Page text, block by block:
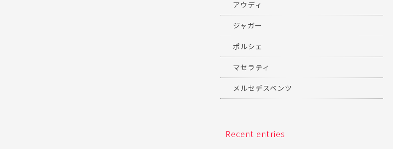
アウディ
ジャガー
ポルシェ
マセラティ
メルセデスベンツ
Recent entries